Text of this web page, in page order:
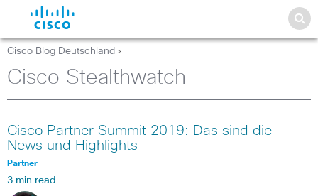
Cisco Blog Deutschland >
Cisco Stealthwatch
Cisco Partner Summit 2019: Das sind die
News und Highlights
Partner
3 min read